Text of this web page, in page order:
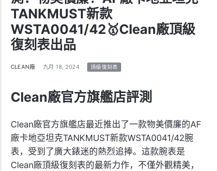
TANKMUST新款
WSTA0041/42🥇Clean廠頂級
復刻表出品
CLEAN廠 九月 18, 2024 頂級復刻表
Clean廠官方旗艦店評測
Clean廠官方旗艦店最近推出了一款物美價廉的AF
廠卡地亞坦克TANKMUST新款WSTA0041/42腕
表，受到了廣大錶迷的熱烈追捧。這款腕表是
Clean廠頂級復刻表的最新力作，不僅外觀精美，